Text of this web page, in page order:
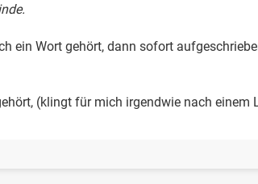
ein Wort gehört, dann sofort
(klingt für mich irgendwie nach einem